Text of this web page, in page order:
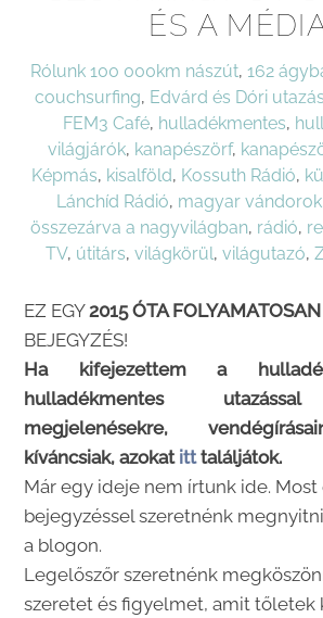
ÉS A
Rólunk 100 000km nászút, 162
couchsurfing, Edvárd és Dóri
FEM3 Café, hulladékmentes,
világjárók, kanapészörf,
Képmás, kisalföld, Kossuth Rádió,
Lánchíd Rádió, magyar vándorok
összezárva a nagyvilágban, rádió,
TV, útitárs, világkörül, világutazó,
EZ EGY2015 ÓTA
BEJEGYZÉS!
Ha kifejezettem a
hulladékmentes
megjelenésekre,
kíváncsiak, azokat itttaláljátok.
Már egy ideje nem írtunk ide. Most
bejegyzéssel szeretnénk
a blogon.
Legelőszőr szeretnénk
szeretet és figyelmet, amit tőletek